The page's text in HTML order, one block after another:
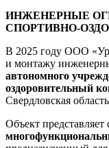
ИНЖЕНЕРНЫЕ
СПОРТИВНО-
В 2025 году ООО
и монтажу
автономного
оздоровительный
Свердловская
Объект представляет